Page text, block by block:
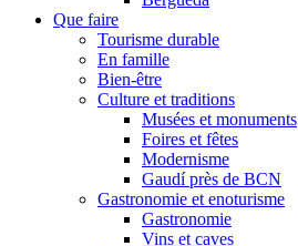
Que faire
Tourisme durable
En famille
Bien-être
Culture et traditions
Musées et monuments
Foires et fêtes
Modernisme
Gaudí près de BCN
Gastronomie et enoturisme
Gastronomie
Vins et caves